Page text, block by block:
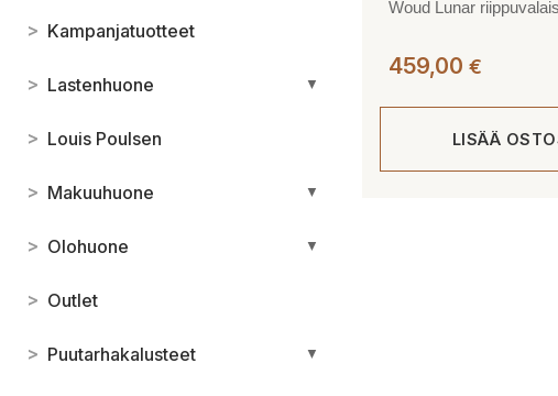
> Kampanjatuotteet
> Lastenhuone ▼
> Louis Poulsen
> Makuuhuone ▼
> Olohuone ▼
> Outlet
> Puutarhakalusteet ▼
Woud Lunar
459,00 €
LISÄÄ